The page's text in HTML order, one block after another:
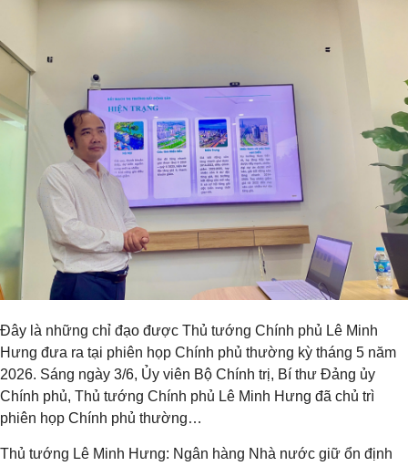
Đây là những chỉ đạo được Thủ tướng Chính phủ Lê Minh
Hưng đưa ra tại phiên họp Chính phủ thường kỳ tháng 5 năm
2026. Sáng ngày 3/6, Ủy viên Bộ Chính trị, Bí thư Đảng ủy
Chính phủ, Thủ tướng Chính phủ Lê Minh Hưng đã chủ trì
phiên họp Chính phủ thường…
Thủ tướng Lê Minh Hưng: Ngân hàng Nhà nước giữ ổn định